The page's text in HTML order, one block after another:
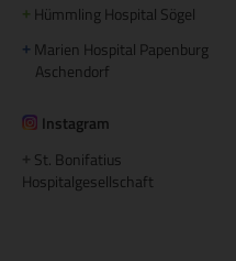
+ Hümmling Hospital Sögel
+ Marien Hospital Papenburg
Aschendorf
Instagram
St. Bonifatius
Hospitalgesellschaft